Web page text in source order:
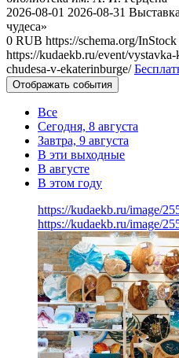
2026-08-01 2026-08-31
чудеса»
0 RUB https://schema.org/InStock
https://kudaekb.ru/event/
chudesa-v-ekaterinburge/
Отображать события
Все
Сегодня, 8 августа
Завтра, 9 августа
В эти выходные
В августе
В этом году
https://kudaekb.ru/image/
https://kudaekb.ru/image/